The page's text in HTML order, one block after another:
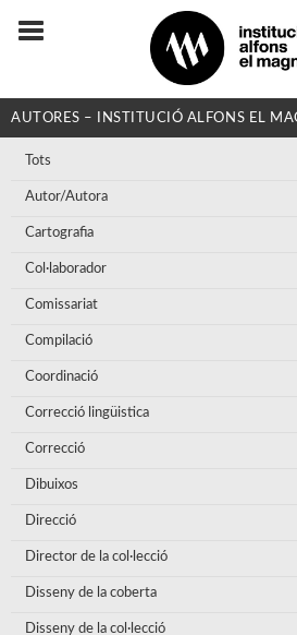
AUTORES – INSTITUCIÓ ALFONS EL
Tots
Autor/Autora
Cartografia
Col·laborador
Comissariat
Compilació
Coordinació
Correcció lingüistica
Correcció
Dibuixos
Direcció
Director de la col·lecció
Disseny de la coberta
Disseny de la col·lecció